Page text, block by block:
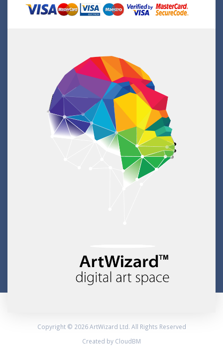
Copyright © 2026 ArtWizard Ltd. All Rights Reserved
Created by CloudBM